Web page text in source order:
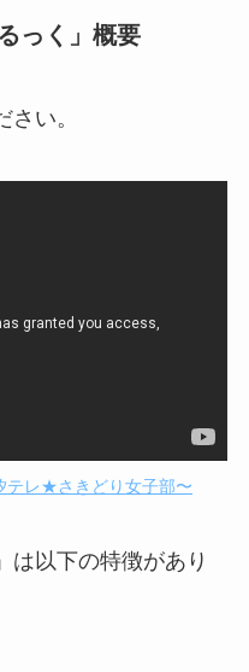
っく」概要
い。
テレ★さきどり女子部〜
は以下の特徴があり